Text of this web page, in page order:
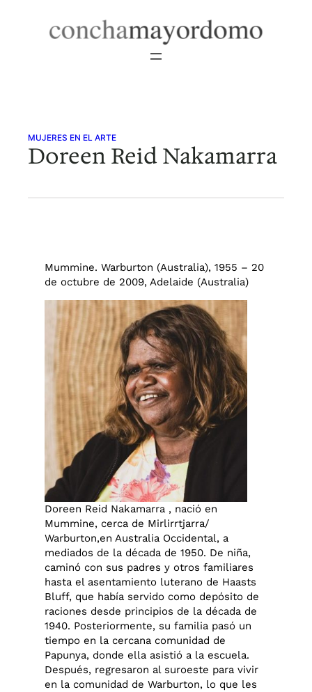
MUJERES EN EL ARTE
Doreen Reid Nakamarra
Mummine. Warburton (Australia), 1955 – 20
de octubre de 2009, Adelaide (Australia)
Doreen Reid Nakamarra , nació en
Mummine, cerca de Mirlirrtjarra/
Warburton,en Australia Occidental, a
mediados de la década de 1950. De niña,
caminó con sus padres y otros familiares
hasta el asentamiento luterano de Haasts
Bluff, que había servido como depósito de
raciones desde principios de la década de
1940. Posteriormente, su familia pasó un
tiempo en la cercana comunidad de
Papunya, donde ella asistió a la escuela.
Después, regresaron al suroeste para vivir
en la comunidad de Warburton, lo que les